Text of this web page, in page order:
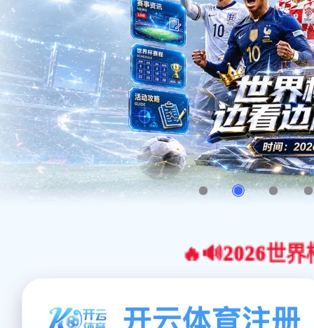
🔥🔊2026世界杯官